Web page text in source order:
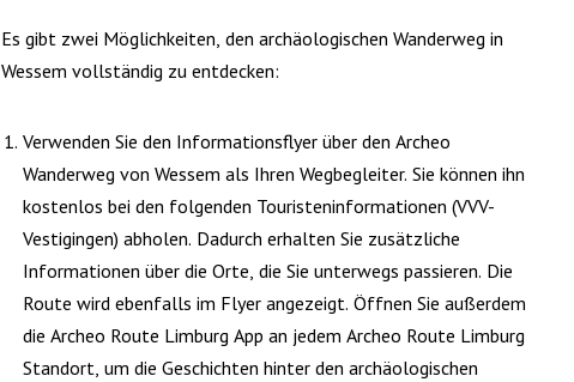
Es gibt zwei Möglichkeiten, den archäologischen Wanderweg in
Wessem vollständig zu entdecken:
Verwenden Sie den Informationsflyer über den Archeo
Wanderweg von Wessem als Ihren Wegbegleiter. Sie können ihn
kostenlos bei den folgenden Touristeninformationen (VVV-
Vestigingen) abholen. Dadurch erhalten Sie zusätzliche
Informationen über die Orte, die Sie unterwegs passieren. Die
Route wird ebenfalls im Flyer angezeigt. Öffnen Sie außerdem
die Archeo Route Limburg App an jedem Archeo Route Limburg
Standort, um die Geschichten hinter den archäologischen